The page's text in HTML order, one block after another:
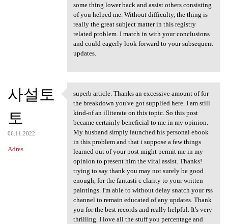
some thing lower back and assist others consisting
of you helped me. Without difficulty, the thing is
really the great subject matter in this registry
related problem. I match in with your conclusions
and could eagerly look forward to your subsequent
updates.
사설토
토
06.11.2022
Adres
superb article. Thanks an
superb article. Thanks an excessive amount of for
the breakdown you've got supplied here. I am still
kind-of an illiterate on this topic. So this post
became certainly beneficial to me in my opinion.
My husband simply launched his personal ebook
in this problem and that i suppose a few things
learned out of your post might permit me in my
opinion to present him the vital assist. Thanks!
trying to say thank you may not surely be good
enough, for the fantasti c clarity to your written
paintings. I'm able to without delay snatch your rss
channel to remain educated of any updates. Thank
you for the best records and really helpful. It's very
thrilling. I love all the stuff you percentage and